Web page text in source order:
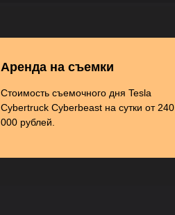
Аренда на съемки
Стоимость съемочного дня Tesla
Cybertruck Cyberbeast на сутки от 240
000 рублей.